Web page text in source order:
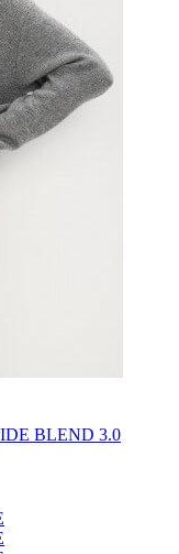
BLEND 3.0